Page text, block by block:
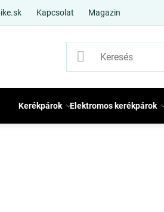
Kapcsolat Magazin
Kerékpárok Elektromos kerékpárok